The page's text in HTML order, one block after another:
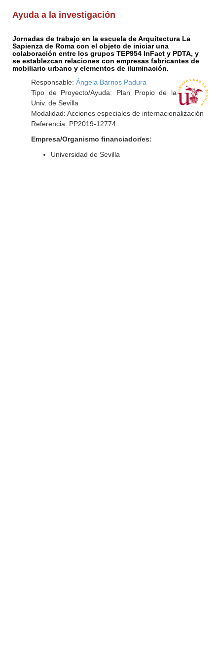
Ayuda a la investigación
Jornadas de trabajo en la escuela de Arquitectura La
Sapienza de Roma con el objeto de iniciar una
colaboración entre los grupos TEP954 InFact y PDTA, y
se establezcan relaciones con empresas fabricantes de
mobiliario urbano y elementos de iluminación.
Responsable: Ángela Barrios Padura
Tipo de Proyecto/Ayuda: Plan Propio de la
Univ. de Sevilla
Modalidad: Acciones especiales de internacionalización
Referencia: PP2019-12774
Empresa/Organismo financiador/es:
Universidad de Sevilla